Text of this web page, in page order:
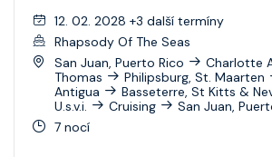
12. 02. 2028 +3 další termíny
Rhapsody Of The Seas
San Juan, Puerto Rico
Charlotte
Thomas
Philipsburg, St. Maarten
Antigua
Basseterre, St Kitts &
U.s.v.i.
Cruising
San Juan,
7 nocí